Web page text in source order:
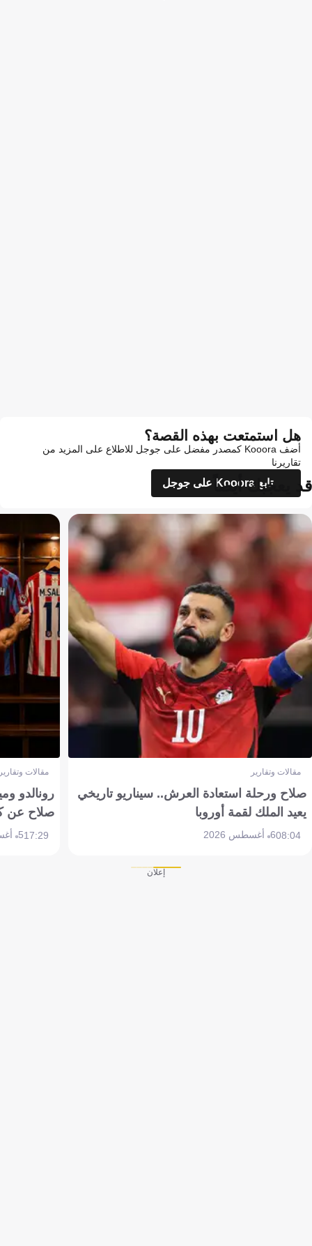
هل استمتعت بهذه القصة؟
أضف Kooora كمصدر مفضل على جوجل للاطلاع على المزيد من
تقاريرنا
تابع Kooora على جوجل
قد يعجبك أيضاً
مقالات وتقارير
صلاح ورحلة استعادة العرش.. سيناريو تاريخي
يعيد الملك لقمة أوروبا
08:046 أغسطس 2026
مقالات
رونالدو
صلاح عن
17:295 أغسطس 2026
إعلان